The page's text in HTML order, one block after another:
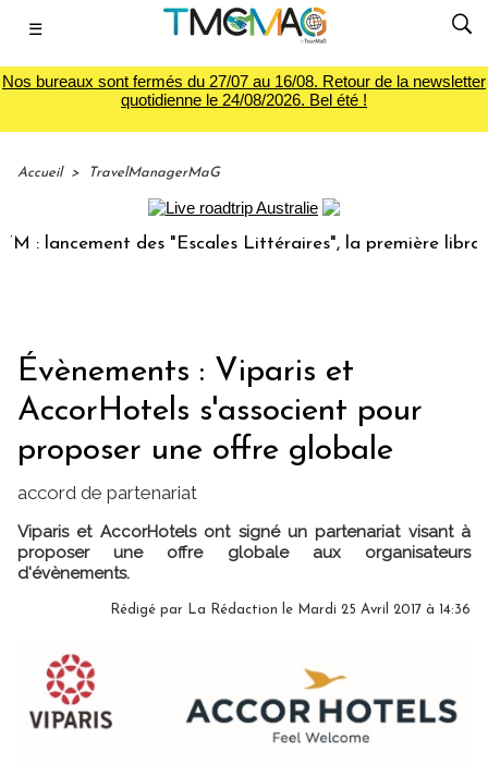
☰
Nos bureaux sont fermés du 27/07 au 16/08. Retour de la newsletter
quotidienne le 24/08/2026. Bel été !
Accueil > TravelManagerMaG
lancement des "Escales Littéraires", la première librairie
Évènements : Viparis et
AccorHotels s'associent pour
proposer une offre globale
accord de partenariat
Viparis et AccorHotels ont signé un partenariat visant à
proposer une offre globale aux organisateurs
d'évènements.
Rédigé par La Rédaction le Mardi 25 Avril 2017 à 14:36